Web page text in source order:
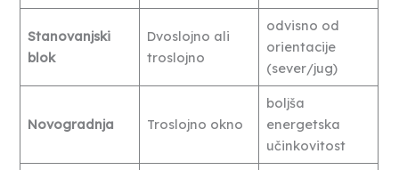
Stanovanjski
blok
Dvoslojno ali
troslojno
odvisno od
orientacije
(sever/jug)
Novogradnja Troslojno okno
boljša
energetska
učinkovitost